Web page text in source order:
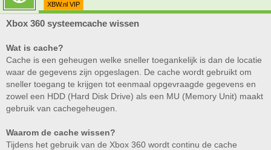
XBW.nl VIP
Xbox 360 systeemcache wissen
Wat is cache?
Cache is een geheugen welke sneller toegankelijk is dan de locatie
waar de gegevens zijn opgeslagen. De cache wordt gebruikt om
sneller toegang te krijgen tot eenmaal opgevraagde gegevens en
zowel een HDD (Hard Disk Drive) als een MU (Memory Unit) maakt
gebruik van cachegeheugen.
Waarom de cache wissen?
Tijdens het gebruik van de Xbox 360 wordt continu de cache